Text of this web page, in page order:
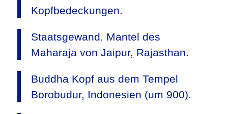
Kopfbedeckungen.
Staatsgewand. Mantel des
Maharaja von Jaipur, Rajasthan.
Buddha Kopf aus dem Tempel
Borobudur, Indonesien (um 900).